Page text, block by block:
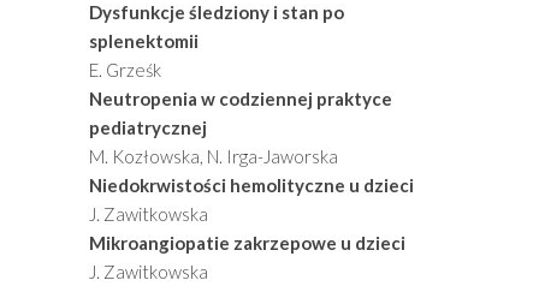
Dysfunkcje śledziony i stan po
splenektomii
E. Grześk
Neutropenia w codziennej praktyce
pediatrycznej
M. Kozłowska, N. Irga-Jaworska
Niedokrwistości hemolityczne u dzieci
J. Zawitkowska
Mikroangiopatie zakrzepowe u dzieci
J. Zawitkowska